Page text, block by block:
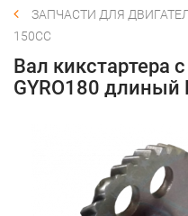
ЗАПЧАСТИ ДЛЯ
150СС
Вал кикстартера
GYRO180